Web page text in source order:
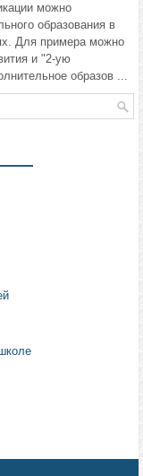
можно
образования в
Для примера можно
и "2-ую
образов ...